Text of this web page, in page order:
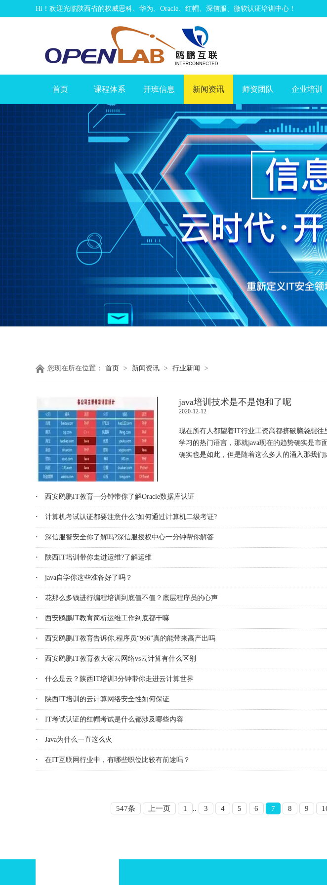
Hi！欢迎光临陕西省的权威思科、华为、Oracle、红帽、深信服、微软认证培训中心！
首页 课程体系 开班信息 新闻资讯 师资团队 企业培训
您现在所在位置： 首页 > 新闻资讯 > 行业新闻 >
java培训技术是不是饱和了呢
2020-12-12
现在所有人都望着IT行业工资高都挤破脑袋想
学习的热门语言，那就java现在的趋势确实是市
确实也是如此，但是随着这么多人的涌入那我们
· 西安鸥鹏IT教育一分钟带你了解Oracle数据库认证
· 计算机考试认证都要注意什么?如何通过计算机二级考证?
· 深信服智安全你了解吗?深信服授权中心一分钟帮你解答
· 陕西IT培训带你走进运维?了解运维
· java自学你这些准备好了吗？
· 花那么多钱进行编程培训到底值不值？底层程序员的心声
· 西安鸥鹏IT教育简析运维工作到底都干嘛
· 西安鸥鹏IT教育告诉你,程序员“996”真的能带来高产出吗
· 西安鸥鹏IT教育教大家云网络vs云计算有什么区别
· 什么是云？陕西IT培训3分钟带你走进云计算世界
· 陕西IT培训的云计算网络安全性如何保证
· IT考试认证的红帽考试是什么都涉及哪些内容
· Java为什么一直这么火
· 在IT互联网行业中，有哪些职位比较有前途吗？
547条 上一页 1 .. 3 4 5 6 7 8 9